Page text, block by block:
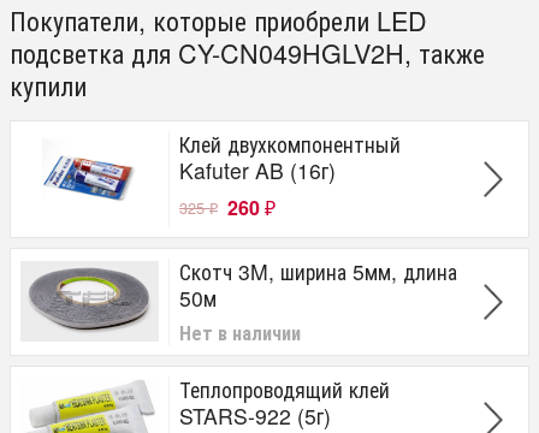
Покупатели, которые приобрели LED
подсветка для CY-CN049HGLV2H, также
купили
Клей двухкомпонентный
Kafuter AB (16г)
325₽ 260 ₽
Скотч 3M, ширина 5мм, длина
50м
Нет в наличии
Теплопроводящий клей
STARS-922 (5г)